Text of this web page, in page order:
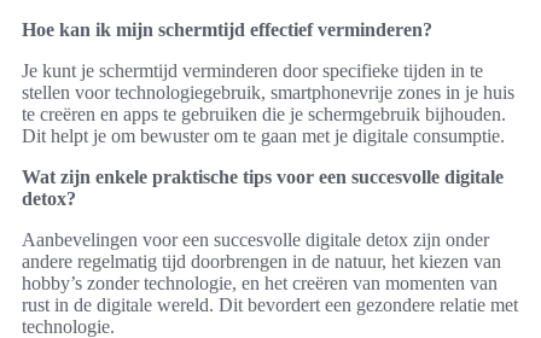
Hoe kan ik mijn schermtijd effectief verminderen?
Je kunt je schermtijd verminderen door specifieke tijden in te
stellen voor technologiegebruik, smartphonevrije zones in je huis
te creëren en apps te gebruiken die je schermgebruik bijhouden.
Dit helpt je om bewuster om te gaan met je digitale consumptie.
Wat zijn enkele praktische tips voor een succesvolle digitale
detox?
Aanbevelingen voor een succesvolle digitale detox zijn onder
andere regelmatig tijd doorbrengen in de natuur, het kiezen van
hobby’s zonder technologie, en het creëren van momenten van
rust in de digitale wereld. Dit bevordert een gezondere relatie met
technologie.